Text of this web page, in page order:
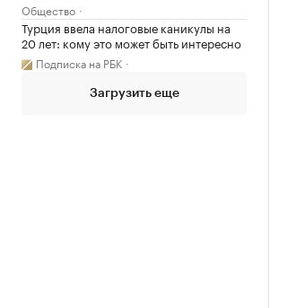
Общество
Турция ввела налоговые каникулы на
20 лет: кому это может быть интересно
Подписка на РБК
Загрузить еще